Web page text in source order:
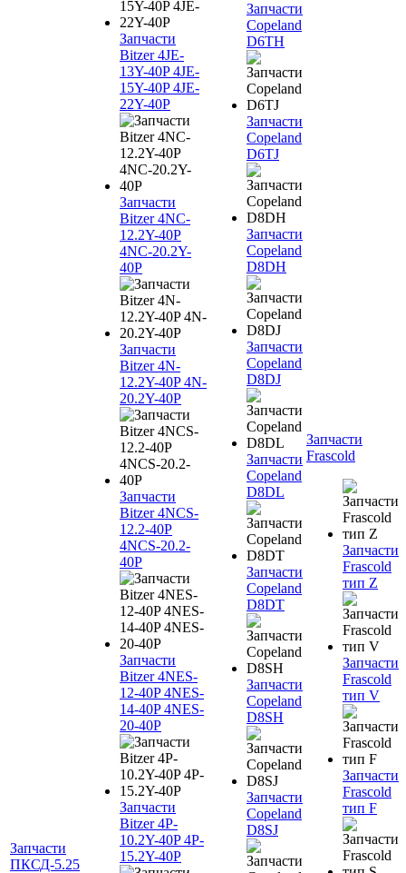
Запчасти
ПКСД-5.25
Запчасти
Bitzer 4JE-
13Y-40P 4JE-
15Y-40P 4JE-
22Y-40P
Запчасти
Bitzer 4NC-
12.2Y-40P
4NC-20.2Y-
40P
Запчасти
Bitzer 4N-
12.2Y-40P 4N-
20.2Y-40P
Запчасти
Bitzer 4NCS-
12.2-40P
4NCS-20.2-
40P
Запчасти
Bitzer 4NES-
12-40P 4NES-
14-40P 4NES-
20-40P
Запчасти
Bitzer 4P-
10.2Y-40P 4P-
15.2Y-40P
Запчасти
Copeland
D6TH
Запчасти
Copeland
D6TJ
Запчасти
Copeland
D8DH
Запчасти
Copeland
D8DJ
Запчасти
Copeland
D8DL
Запчасти
Copeland
D8DT
Запчасти
Copeland
D8SH
Запчасти
Copeland
D8SJ
Запчасти
Frascold
Запчасти
Frascold
тип Z
Запчасти
Frascold
тип V
Запчасти
Frascold
тип F